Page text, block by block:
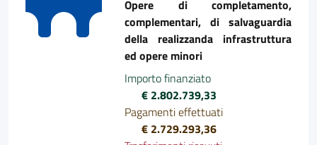
Opere di completamento,
complementari, di salvaguardia
della realizzanda infrastruttura
ed opere minori
Importo finanziato
€ 2.802.739,33
Pagamenti effettuati
€ 2.729.293,36